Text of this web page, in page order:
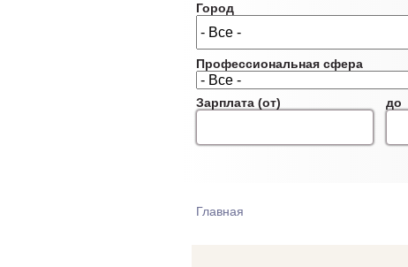
Город
Профессиональная сфера
Зарплата (от) до
ВЫ ЗДЕСЬ
Главная